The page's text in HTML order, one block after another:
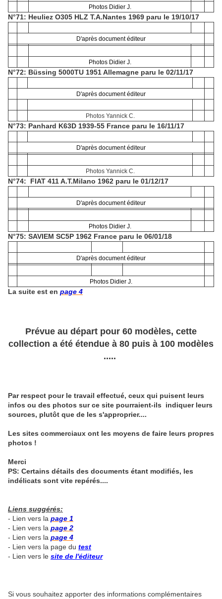
Photos Didier J.
N°71: Heuliez O305 HLZ T.A.Nantes 1969 paru le 19/10/17
D'après document éditeur
Photos Didier J.
N°72: Büssing 5000TU 1951 Allemagne paru le 02/11/17
D'après document éditeur
Photos Yannick C.
N°73: Panhard K63D 1939-55 France paru le 16/11/17
D'après document éditeur
Photos Yannick C.
N°74: FIAT 411 A.T.Milano 1962 paru le 01/12/17
D'après document éditeur
Photos Didier J.
N°75: SAVIEM SC5P 1962 France paru le 06/01/18
D'après document éditeur
Photos Didier J.
La suite est en page 4
Prévue au départ pour 60 modèles, cette
collection a été étendue à 80 puis à 100 modèles
.....
Par respect pour le travail effectué, ceux qui puisent leurs
infos ou des photos sur ce site pourraient-ils indiquer leurs
sources, plutôt que de les s'approprier....
Les sites commerciaux ont les moyens de faire leurs propres
photos !
Merci
PS: Certains détails des documents étant modifiés, les
indélicats sont vite repérés....
Liens suggérés:
- Lien vers la page 1
- Lien vers la page 2
- Lien vers la page 4
- Lien vers la page du test
- Lien vers le site de l'éditeur
Si vous souhaitez apporter des informations complémentaires